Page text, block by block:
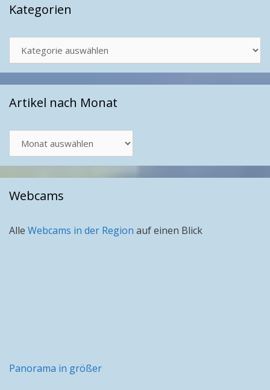
Kategorien
Artikel nach Monat
nach
Monat
Webcams
Alle Webcams in der Region auf einen Blick
Panorama in größer